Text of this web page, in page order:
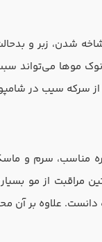
شدن، زبر و
موها می‌تواند
از سرکه سیب در
مناسب، سرم و
از مو بسیاری
دانست. علاوه بر